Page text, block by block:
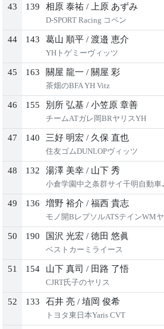
43 139 相原 泰祐 / 上原 あずみ
D-SPORT Racing コペン
44 143 葛山 順平 / 渡邉 恵介
YHトゲミーヴィッツ
45 163 關屋 龍一 / 關屋 彩
茶畑のBFA YH Vitz
46 155 別所 弘基 / 小笠原 章善
チームATガレ岡BRヤリスYH
47 140 三好 明宏 / 久保 直也
住友ゴムDUNLOPヴィッツ
48 132 湯澤 美幸 / 山下 秀
小倉学園中之条群サイ千明自動車ヤリス
49 136 増野 裕介 / 福西 貴志
モノ開BレプソルATSテインWMヤリス2
50 190 国沢 光宏 / 徳田 悠眞
ベストカーミライース
51 154 山下 真司 / 田路 了悟
CJRT氏子のヤリス
52 133 石井 亮 / 埴岡 俊希
トヨタ東日本Yaris CVT